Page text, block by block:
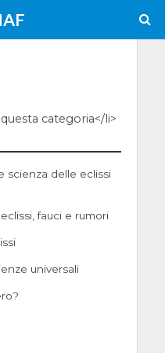
categoria</li>
scienza delle eclissi
fauci e rumori
universali